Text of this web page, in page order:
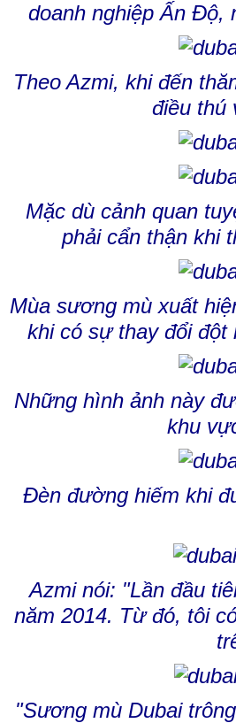
doanh nghiệp Ấn Độ,
Theo Azmi, khi đến
điều thú
Mặc dù cảnh quan
phải cẩn thận khi
Mùa sương mù xuất
khi có sự thay đổi đột
Những hình ảnh này
khu
Đèn đường hiếm khi
Azmi nói: "Lần đầu
năm 2014. Từ đó, tôi
"Sương mù Dubai